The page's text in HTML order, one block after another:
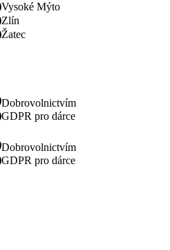
Vysoké Mýto
Zlín
Žatec
Dobrovolnictvím
GDPR pro dárce
Dobrovolnictvím
GDPR pro dárce